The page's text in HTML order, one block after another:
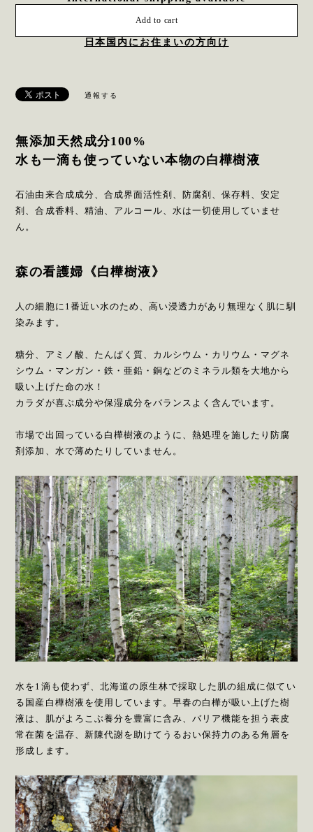
Add to cart
日本国内にお住まいの方向け
通報する
無添加天然成分100%
水も一滴も使っていない本物の白樺樹液
石油由来合成成分、合成界面活性剤、防腐剤、保存料、安定
剤、合成香料、精油、アルコール、水は一切使用していませ
ん。
森の看護婦《白樺樹液》
人の細胞に1番近い水のため、高い浸透力があり無理なく肌に馴
染みます。
糖分、アミノ酸、たんぱく質、カルシウム・カリウム・マグネ
シウム・マンガン・鉄・亜鉛・銅などのミネラル類を大地から
吸い上げた命の水！
カラダが喜ぶ成分や保湿成分をバランスよく含んでいます。
市場で出回っている白樺樹液のように、熱処理を施したり防腐
剤添加、水で薄めたりしていません。
水を1滴も使わず、北海道の原生林で採取した肌の組成に似てい
る国産白樺樹液を使用しています。早春の白樺が吸い上げた樹
液は、肌がよろこぶ養分を豊富に含み、バリア機能を担う表皮
常在菌を温存、新陳代謝を助けてうるおい保持力のある角層を
形成します。